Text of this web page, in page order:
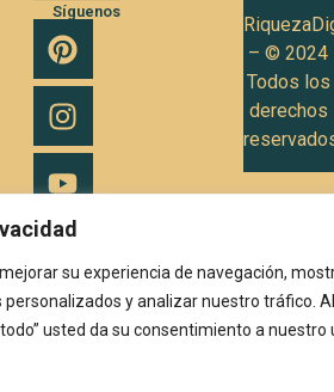
su experiencia de navegación,
personalizados y analizar nuestro tráfico. Al
usted da su consentimiento a nuestro
Síguenos
– © 2024
Todos los
derechos